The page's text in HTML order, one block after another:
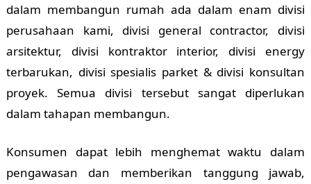
dalam membangun rumah ada dalam enam divisi
perusahaan kami, divisi general contractor, divisi
arsitektur, divisi kontraktor interior, divisi energy
terbarukan, divisi spesialis parket & divisi konsultan
proyek. Semua divisi tersebut sangat diperlukan
dalam tahapan membangun.
Konsumen dapat lebih menghemat waktu dalam
pengawasan dan memberikan tanggung jawab,